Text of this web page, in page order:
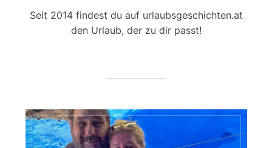
Seit 2014 findest du auf urlaubsgeschichten.at
den Urlaub, der zu dir passt!